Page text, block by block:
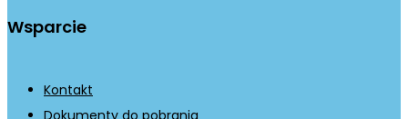
Wsparcie
Kontakt
Dokumenty do pobrania